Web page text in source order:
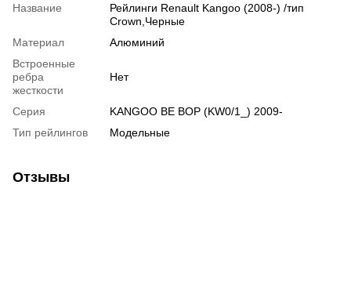
Название
Рейлинги Renault Kangoo (2008-) /тип
Crown,Черные
Материал
Алюминий
Встроенные
ребра
жесткости
Нет
Серия
KANGOO BE BOP (KW0/1_) 2009-
Тип рейлингов
Модельные
Отзывы